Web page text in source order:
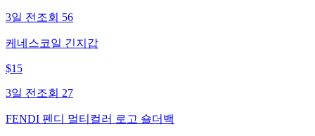
3일 전 조회 56
케네스코일 긴지갑
$15
3일 전 조회 27
FENDI 펜디 멀티컬러 로고 숄더백